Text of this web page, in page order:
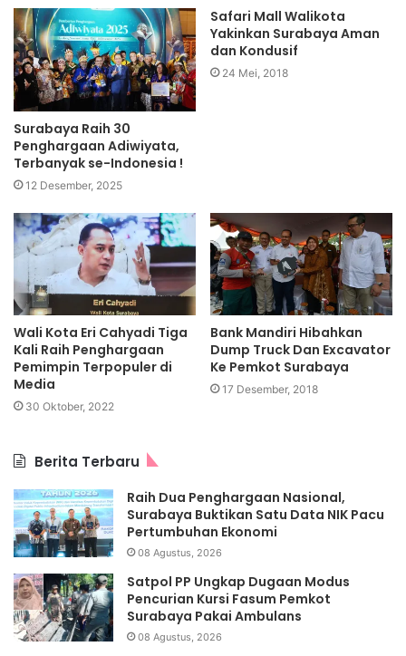
Surabaya Raih 30
Penghargaan Adiwiyata,
Terbanyak se-Indonesia !
12 Desember, 2025
Safari Mall Walikota
Yakinkan Surabaya Aman
dan Kondusif
24 Mei, 2018
Wali Kota Eri Cahyadi Tiga
Kali Raih Penghargaan
Pemimpin Terpopuler di
Media
30 Oktober, 2022
Bank Mandiri Hibahkan
Dump Truck Dan Excavator
Ke Pemkot Surabaya
17 Desember, 2018
Berita Terbaru
Raih Dua Penghargaan Nasional,
Surabaya Buktikan Satu Data NIK Pacu
Pertumbuhan Ekonomi
08 Agustus, 2026
Satpol PP Ungkap Dugaan Modus
Pencurian Kursi Fasum Pemkot
Surabaya Pakai Ambulans
08 Agustus, 2026